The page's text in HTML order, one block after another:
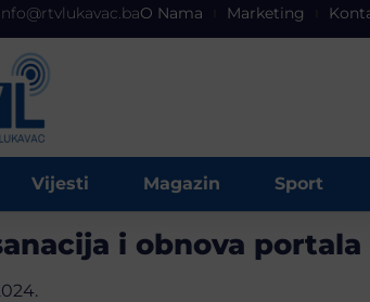
O Nama Marketing
Vijesti Magazin Sport
i obnova